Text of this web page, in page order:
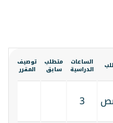
الساعات
الدراسية
متطلب
سابق
توصيف
المقرر
3